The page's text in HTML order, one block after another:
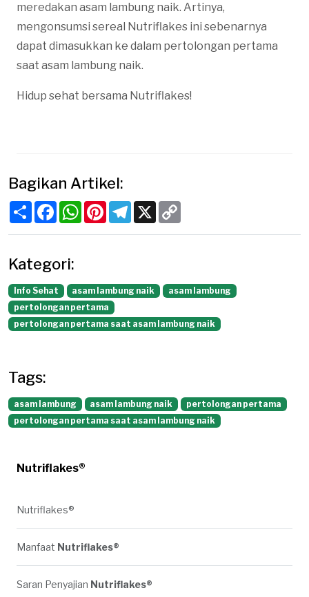
meredakan asam lambung naik. Artinya,
mengonsumsi sereal Nutriflakes ini sebenarnya
dapat dimasukkan ke dalam pertolongan pertama
saat asam lambung naik.
Hidup sehat bersama Nutriflakes!
Bagikan Artikel:
ShareFacebookWhatsApp
PinterestTelegram
X
Kategori:
Info Sehat asam lambung naik
asam lambung
pertolongan pertama
pertolongan pertama saat asam lambung naik
Tags:
asam lambung asam lambung naik
pertolongan pertama
pertolongan pertama saat asam lambung naik
Nutriflakes®
Nutriflakes®
Manfaat Nutriflakes®
Saran Penyajian Nutriflakes®